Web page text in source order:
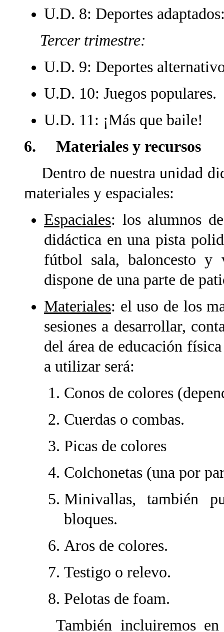
U.D. 8: Deportes
Tercer trimestre:
U.D. 9: Deportes
U.D. 10: Juegos populares.
U.D. 11: ¡Más que baile!
6. Materiales y recursos
Dentro de nuestra unidad
materiales y espaciales:
Espaciales: los alumnos
didáctica en una pista
fútbol sala, baloncesto y
dispone de una parte de
Materiales: el uso de los
sesiones a desarrollar,
del área de educación
a utilizar será:
Conos de colores
Cuerdas o combas.
Picas de colores
Colchonetas (una por
Minivallas, también
bloques.
Aros de colores.
Testigo o relevo.
Pelotas de foam.
También incluiremos en